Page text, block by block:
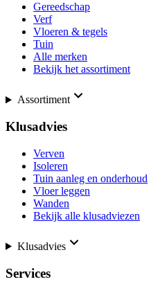
Gereedschap
Verf
Vloeren & tegels
Tuin
Alle merken
Bekijk het assortiment
Assortiment
Klusadvies
Verven
Isoleren
Tuin aanleg en onderhoud
Vloer leggen
Wanden
Bekijk alle klusadviezen
Klusadvies
Services